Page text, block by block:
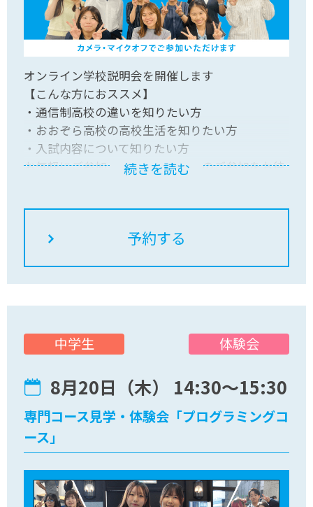
オンライン学校説明会を開催します
【こんな方におススメ】
・通信制高校の違いを知りたい方
・おおぞら高校の高校生活を知りたい方
・入試内容について知りたい方
お気軽にご参加ください！皆さんのご参加をお待
続きを読む
体験会
8月20日（木） 14:30〜15:30
中学生
専門コース見学・体験会「プログラミングコ
ース」